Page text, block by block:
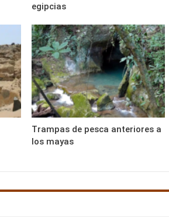
egipcias
Trampas de pesca anteriores a
los mayas